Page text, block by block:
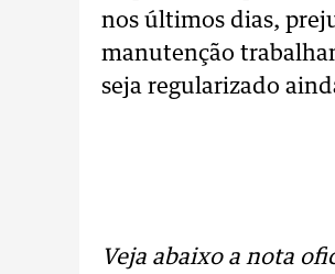
nos últimos dias,
manutenção
seja regularizado
Veja abaixo a nota